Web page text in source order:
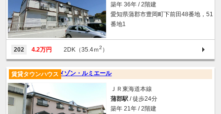
築年 36年 / 2階建
愛知県蒲郡市豊岡町下前田48番地，51
番地1
202 4.2万円 2DK（35.4ｍ2 ）
メゾン・ルミエール
賃貸タウンハウス
ＪＲ東海道本線
蒲郡駅 / 徒歩24分
築年 21年 / 2階建